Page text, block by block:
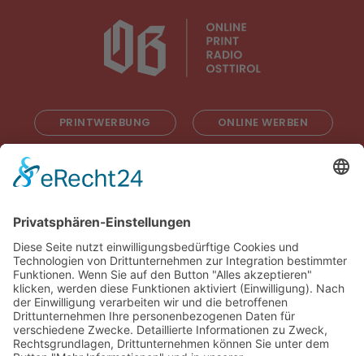
PRINTWERBUNG ONLINE WERBEN